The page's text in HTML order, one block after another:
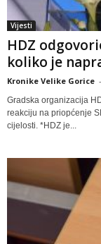
Vijesti
HDZ
koliko je
Kronike Velike Gorice -
Gradska organizacija
reakciju na priopćenje
cijelosti. *HDZ je...